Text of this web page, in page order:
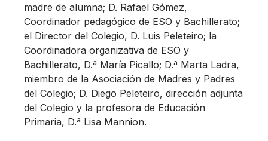
madre de alumna; D. Rafael Gómez,
Coordinador pedagógico de ESO y Bachillerato;
el Director del Colegio, D. Luis Peleteiro; la
Coordinadora organizativa de ESO y
Bachillerato, D.ª María Picallo; D.ª Marta Ladra,
miembro de la Asociación de Madres y Padres
del Colegio; D. Diego Peleteiro, dirección adjunta
del Colegio y la profesora de Educación
Primaria, D.ª Lisa Mannion.